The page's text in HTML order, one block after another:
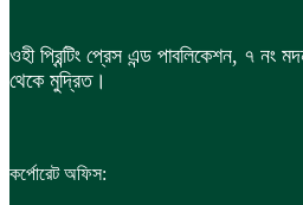
ওহী প্রিন্টিং প্রেস এন্ড পাবলিকেশন, ৭ নং
থেকে মুদ্রিত।
কর্পোরেট অফিস: